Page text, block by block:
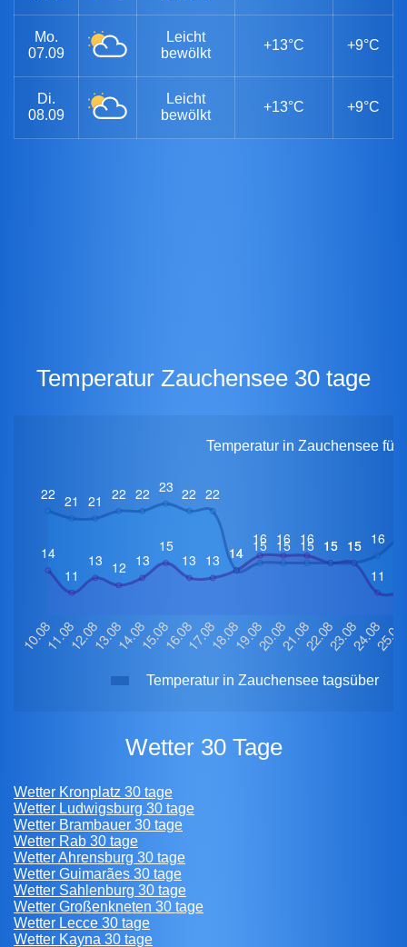
Mo.
07.09
Leicht
bewölkt
+13°C +9°C
Di.
08.09
Leicht
bewölkt
+13°C +9°C
Temperatur Zauchensee 30 tage
Temperatur in Zauchensee für
Temperatur in Zauchensee tagsüber
Wetter 30 Tage
Wetter Kronplatz 30 tage
Wetter Ludwigsburg 30 tage
Wetter Brambauer 30 tage
Wetter Rab 30 tage
Wetter Ahrensburg 30 tage
Wetter Guimarães 30 tage
Wetter Sahlenburg 30 tage
Wetter Großenkneten 30 tage
Wetter Lecce 30 tage
Wetter Kayna 30 tage